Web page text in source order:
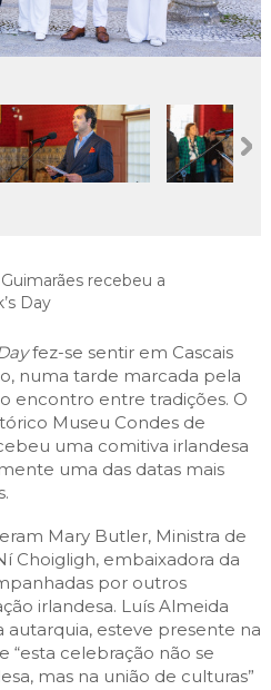
recebeu a
Day
fez-se sentir em Cascais
numa tarde marcada pela
encontro entre tradições. O
Museu Condes de
uma comitiva irlandesa
uma das datas mais
Mary Butler, Ministra de
Choigligh, embaixadora da
por outros
irlandesa. Luís Almeida
autarquia, esteve presente na
“esta celebração não se
mas na união de culturas”